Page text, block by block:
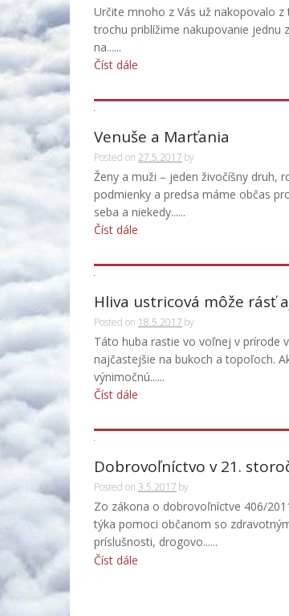
Určite mnoho z Vás už nakopovalo
trochu priblížime nakupovanie jednu
na......
Číst dále
Venuše a Marťania
Posted on 27.5.2017 by
Ženy a muži – jeden živočíšny druh,
podmienky a predsa máme občas
seba a niekedy......
Číst dále
Hliva ustricová môže rásť
Posted on 18.5.2017 by
Táto huba rastie vo voľnej v prírode
najčastejšie na bukoch a topoľoch.
výnimočnú......
Číst dále
Dobrovoľníctvo v 21.
Posted on 3.5.2017 by
Zo zákona o dobrovoľníctve 406/
týka pomoci občanom so
príslušnosti, drogovo......
Číst dále